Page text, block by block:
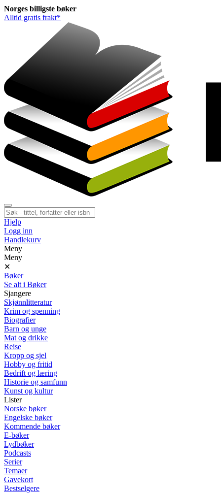
Norges billigste bøker
Alltid gratis frakt*
Hjelp
Logg inn
Handlekurv
Meny
Meny
✕
Bøker
Se alt i Bøker
Sjangere
Skjønnlitteratur
Krim og spenning
Biografier
Barn og unge
Mat og drikke
Reise
Kropp og sjel
Hobby og fritid
Bedrift og læring
Historie og samfunn
Kunst og kultur
Lister
Norske bøker
Engelske bøker
Kommende bøker
E-bøker
Lydbøker
Podcasts
Serier
Temaer
Gavekort
Bestselgere